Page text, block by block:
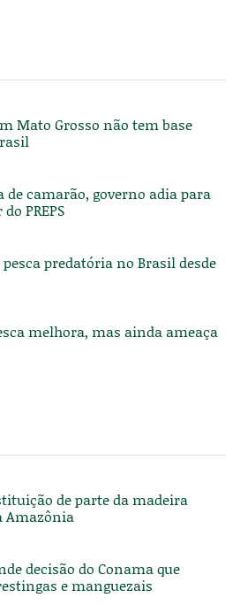
Mato Grosso não tem base
de camarão, governo adia para
PREPS
predatória no Brasil desde
melhora, mas ainda ameaça
de parte da madeira
Amazônia
decisão do Conama que
e manguezais